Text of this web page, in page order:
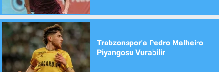
Trabzonspor'a Pedro Malheiro
Piyangosu Vurabilir